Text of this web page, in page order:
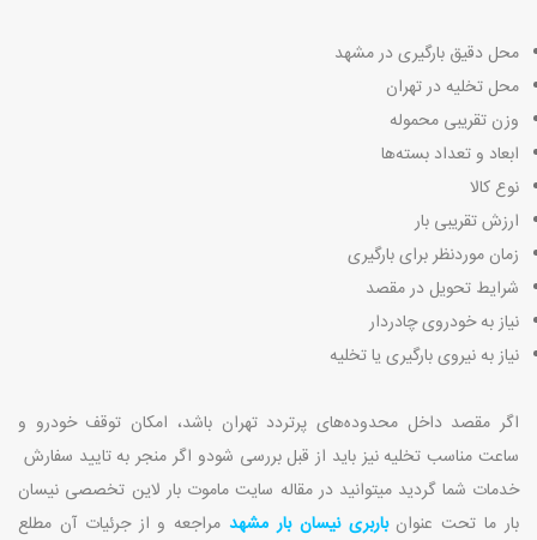
محل دقیق بارگیری در مشهد
محل تخلیه در تهران
وزن تقریبی محموله
ابعاد و تعداد بسته‌ها
نوع کالا
ارزش تقریبی بار
زمان موردنظر برای بارگیری
شرایط تحویل در مقصد
نیاز به خودروی چادردار
نیاز به نیروی بارگیری یا تخلیه
اگر مقصد داخل محدوده‌های پرتردد تهران باشد، امکان توقف خودرو و
ساعت مناسب تخلیه نیز باید از قبل بررسی شود
خدمات شما گردید میتوانید در مقاله سایت ماموت بار لاین تخصصی نیسان
بار ما تحت عنوانباربری نیسان بار مشهدمراجعه و از جرئیات آن مطلع